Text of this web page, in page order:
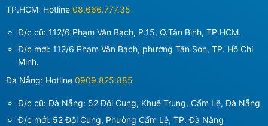
TP.HCM: Hotline 08.666.777.35
Đ/c cũ: 112/6 Phạm Văn Bạch, P.15, Q.Tân Bình, TP.HCM.
Đ/c mới: 112/6 Phạm Văn Bạch, phường Tân Sơn, TP. Hồ Chí
Minh.
Đà Nẵng: Hotline 0909.825.885
Đ/c cũ: Đà Nẵng: 52 Đội Cung, Khuê Trung, Cẩm Lệ, Đà Nẵng
Đ/c mới: 52 Đội Cung, Phường Cẩm Lệ, TP. Đà Nẵng